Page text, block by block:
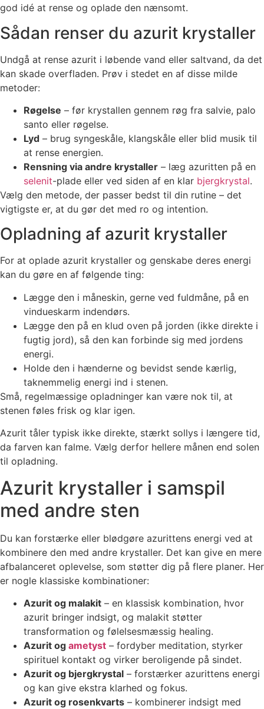
god idé at rense og oplade den nænsomt.
Sådan renser du azurit krystaller
Undgå at rense azurit i løbende vand eller saltvand, da det
kan skade overfladen. Prøv i stedet en af disse milde
metoder:
Røgelse – før krystallen gennem røg fra salvie, palo
santo eller røgelse.
Lyd – brug syngeskåle, klangskåle eller blid musik til
at rense energien.
Rensning via andre krystaller – læg azuritten på en
selenit-plade eller ved siden af en klar bjergkrystal.
Vælg den metode, der passer bedst til din rutine – det
vigtigste er, at du gør det med ro og intention.
Opladning af azurit krystaller
For at oplade azurit krystaller og genskabe deres energi
kan du gøre en af følgende ting:
Lægge den i måneskin, gerne ved fuldmåne, på en
vindueskarm indendørs.
Lægge den på en klud oven på jorden (ikke direkte i
fugtig jord), så den kan forbinde sig med jordens
energi.
Holde den i hænderne og bevidst sende kærlig,
taknemmelig energi ind i stenen.
Små, regelmæssige opladninger kan være nok til, at
stenen føles frisk og klar igen.
Azurit tåler typisk ikke direkte, stærkt sollys i længere tid,
da farven kan falme. Vælg derfor hellere månen end solen
til opladning.
Azurit krystaller i samspil
med andre sten
Du kan forstærke eller blødgøre azurittens energi ved at
kombinere den med andre krystaller. Det kan give en mere
afbalanceret oplevelse, som støtter dig på flere planer. Her
er nogle klassiske kombinationer:
Azurit og malakit – en klassisk kombination, hvor
azurit bringer indsigt, og malakit støtter
transformation og følelsesmæssig healing.
Azurit og ametyst – fordyber meditation, styrker
spirituel kontakt og virker beroligende på sindet.
Azurit og bjergkrystal – forstærker azurittens energi
og kan give ekstra klarhed og fokus.
Azurit og rosenkvarts – kombinerer indsigt med